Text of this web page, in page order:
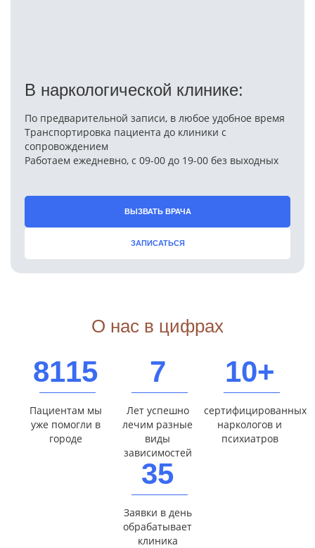
В наркологической клинике:
По предварительной записи, в любое удобное время
Транспортировка пациента до клиники с
сопровождением
Работаем ежедневно, с 09-00 до 19-00 без выходных
ВЫЗВАТЬ ВРАЧА
ЗАПИСАТЬСЯ
О нас в цифрах
8115
Пациентам мы
уже помогли в
городе
7
Лет успешно
лечим разные
виды
зависимостей
10+
сертифицированных
наркологов и
психиатров
35
Заявки в день
обрабатывает
клиника